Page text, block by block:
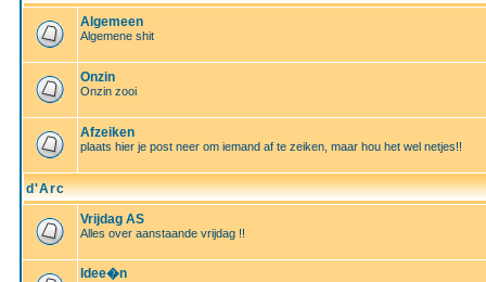
Algemeen
Algemene shit
Onzin
Onzin zooi
Afzeiken
plaats hier je post neer om iemand af te zeiken, maar hou het wel netjes!!
d'Arc
Vrijdag AS
Alles over aanstaande vrijdag !!
Idee�n